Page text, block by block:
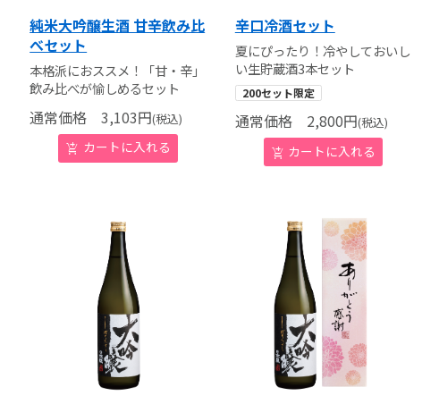
純米大吟醸生酒 甘辛飲み比
べセット
本格派におススメ！「甘・辛」
飲み比べが愉しめるセット
通常価格 3,103円(税込)
辛口冷酒セット
夏にぴったり！冷やしておいし
い生貯蔵酒3本セット
200セット限定
通常価格2,800円(税込)